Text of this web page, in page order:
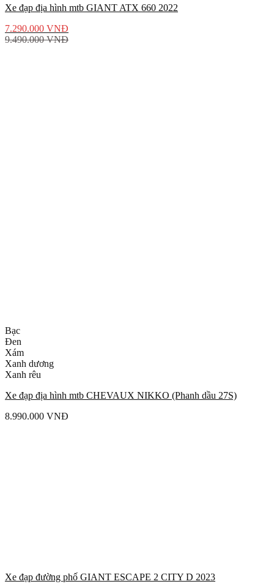
Xe đạp địa hình mtb GIANT ATX 660 2022
7.290.000 VNĐ
9.490.000VNĐ
Bạc
Đen
Xám
Xanh dương
Xanh rêu
Xe đạp địa hình mtb CHEVAUX NIKKO (Phanh dầu 27S)
8.990.000 VNĐ
Xe đạp đường phố GIANT ESCAPE 2 CITY D 2023